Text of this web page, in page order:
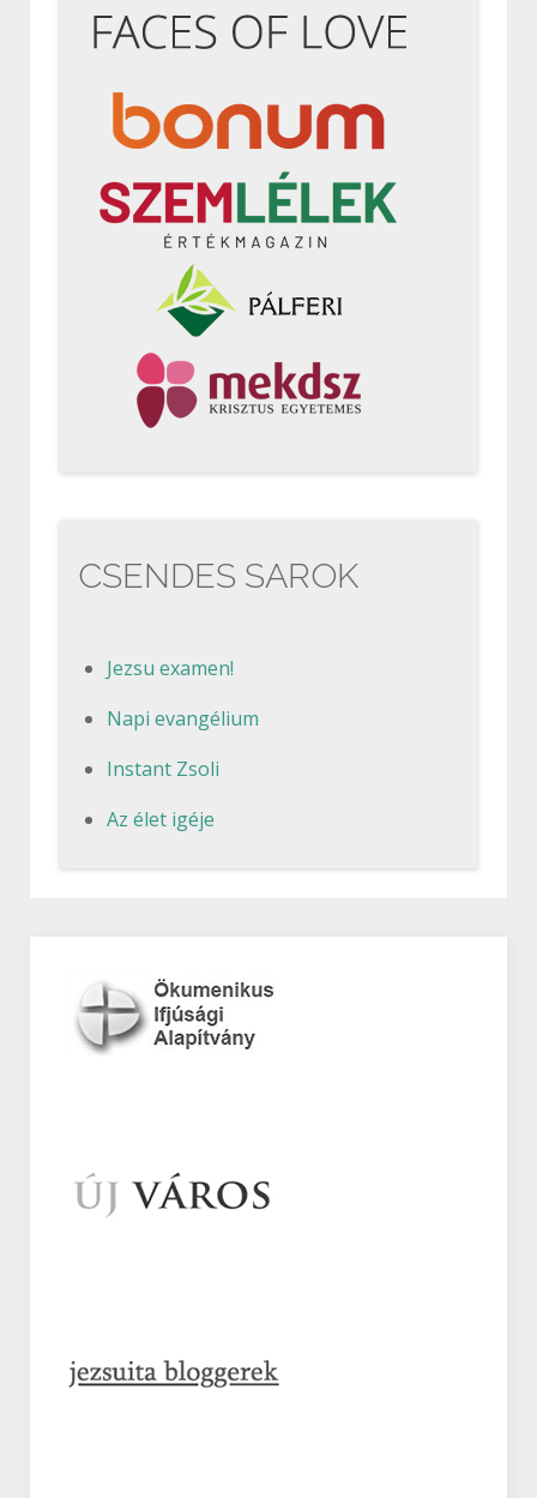
CSENDES SAROK
Jezsu examen!
Napi evangélium
Instant Zsoli
Az élet igéje